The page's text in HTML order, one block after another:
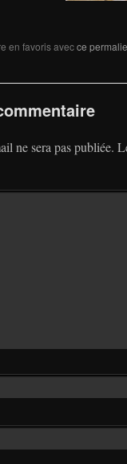
en favoris avecce
ne sera pas publiée.